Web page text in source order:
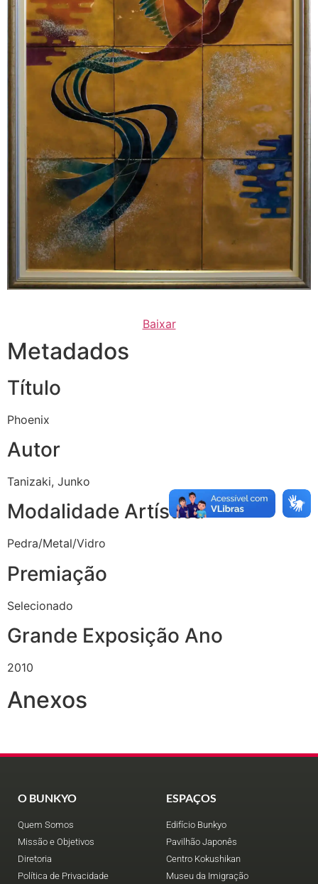
Baixar
Metadados
Título
Phoenix
Autor
Tanizaki, Junko
Modalidade Artística
Pedra/Metal/Vidro
Premiação
Selecionado
Grande Exposição Ano
2010
Anexos
O BUNKYO
Quem Somos
Missão e Objetivos
Diretoria
Política de Privacidade
ESPAÇOS
Edifício Bunkyo
Pavilhão Japonês
Centro Kokushikan
Museu da Imigração